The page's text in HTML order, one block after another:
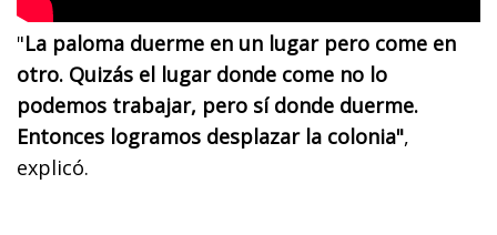
"La paloma duerme en un lugar pero come en
otro. Quizás el lugar donde come no lo
podemos trabajar, pero sí donde duerme.
Entonces logramos desplazar la colonia",
explicó.